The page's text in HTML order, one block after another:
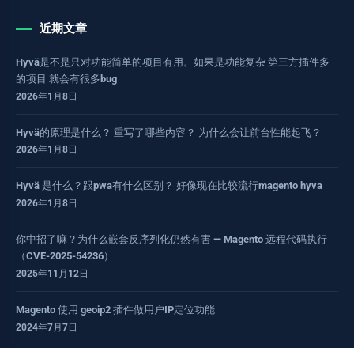
近期文章
Hyvä是不是只对功能简单的项目有用。如果是功能复杂 第三方插件多
的项目 就会有很多bug
2026年1月8日
Hyvä的原理是什么？ 重写了哪些内容？ 为什么会让前台性能起飞？
2026年1月8日
Hyvä 是什么？跟pwa有什么区别？ 好像现在比较流行magento hyva
2026年1月8日
你中招了嘛？为什么嵌套反序列化仍然有害 — Magento 远程代码执行
（CVE-2025-54236）
2025年11月12日
Magento 使用 geoip2 插件做用户IP定位功能
2024年7月7日